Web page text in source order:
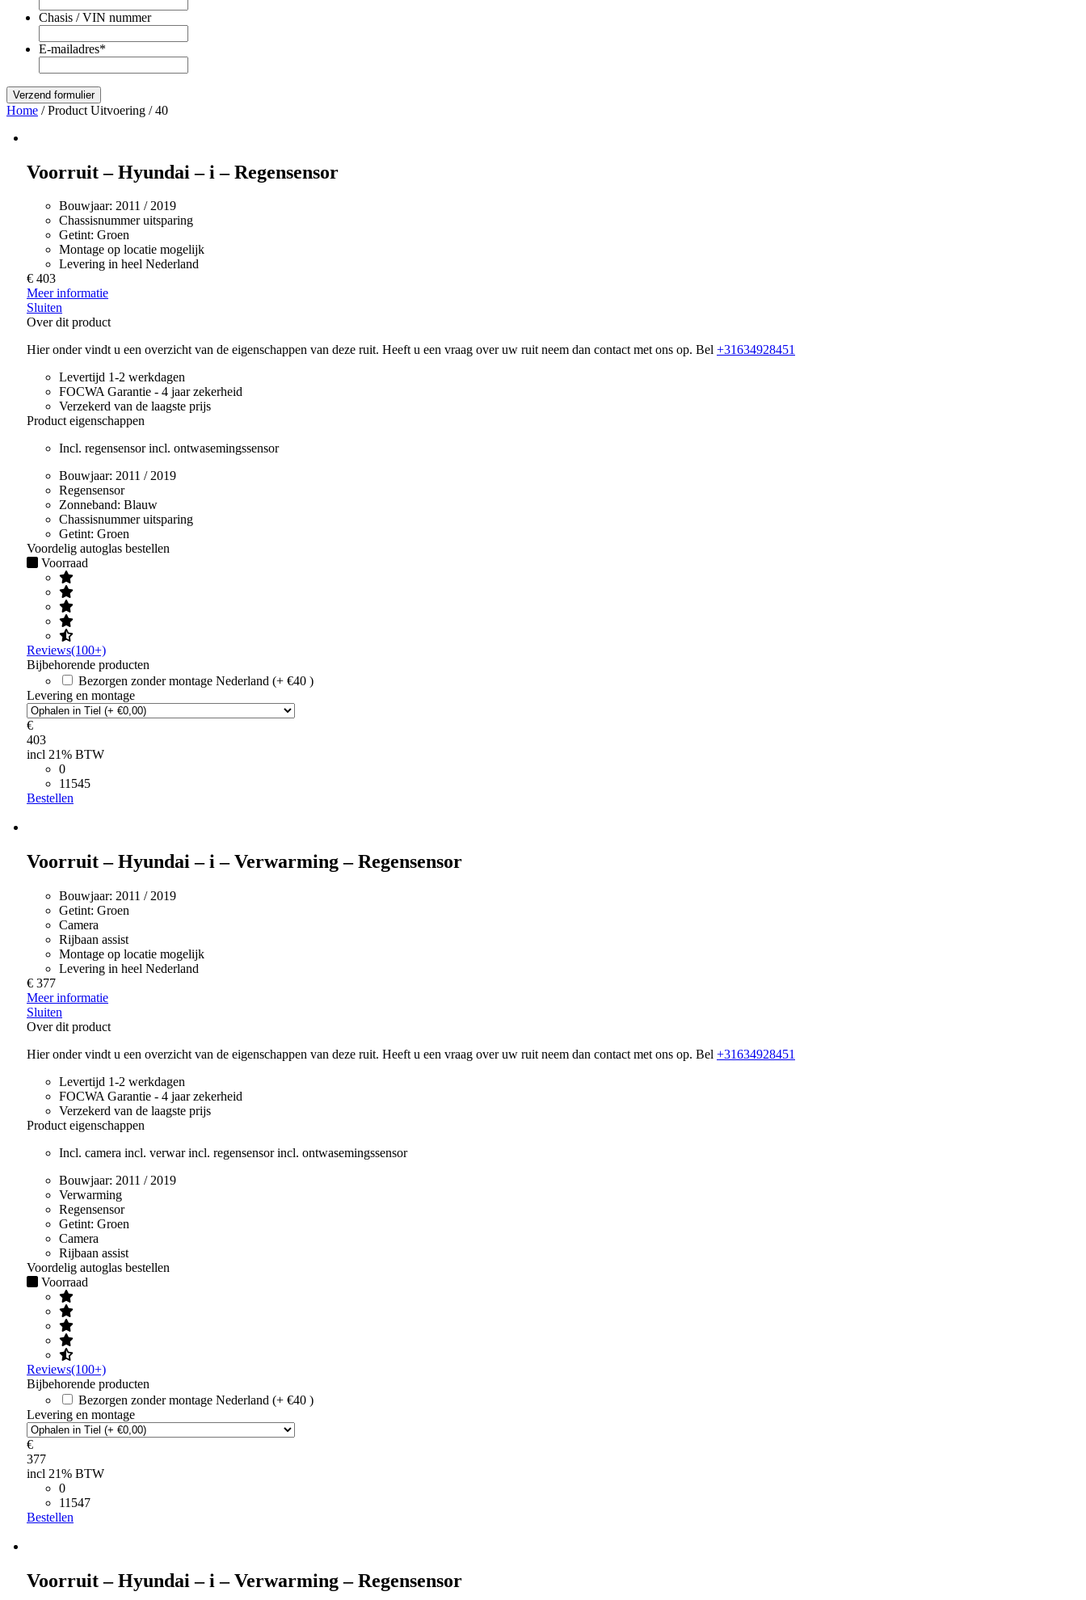
Chasis / VIN nummer
E-mailadres*
Home / Product Uitvoering / 40
Voorruit – Hyundai – i – Regensensor
Bouwjaar: 2011 / 2019
Chassisnummer uitsparing
Getint: Groen
Montage op locatie mogelijk
Levering in heel Nederland
€ 403
Meer informatie
Sluiten
Over dit product
Hier onder vindt u een overzicht van de eigenschappen van deze ruit. Heeft u een vraag over uw ruit neem dan contact met ons op. Bel +31634928451
Levertijd 1-2 werkdagen
FOCWA Garantie - 4 jaar zekerheid
Verzekerd van de laagste prijs
Product eigenschappen
Incl. regensensor incl. ontwasemingssensor
Bouwjaar: 2011 / 2019
Regensensor
Zonneband: Blauw
Chassisnummer uitsparing
Getint: Groen
Voordelig autoglas bestellen
Voorraad
Reviews(100+)
Bijbehorende producten
Bezorgen zonder montage Nederland (+ €40 )
Levering en montage
€
403
incl 21% BTW
0
11545
Bestellen
Voorruit – Hyundai – i – Verwarming – Regensensor
Bouwjaar: 2011 / 2019
Getint: Groen
Camera
Rijbaan assist
Montage op locatie mogelijk
Levering in heel Nederland
€ 377
Meer informatie
Sluiten
Over dit product
Hier onder vindt u een overzicht van de eigenschappen van deze ruit. Heeft u een vraag over uw ruit neem dan contact met ons op. Bel +31634928451
Levertijd 1-2 werkdagen
FOCWA Garantie - 4 jaar zekerheid
Verzekerd van de laagste prijs
Product eigenschappen
Incl. camera incl. verwar incl. regensensor incl. ontwasemingssensor
Bouwjaar: 2011 / 2019
Verwarming
Regensensor
Getint: Groen
Camera
Rijbaan assist
Voordelig autoglas bestellen
Voorraad
Reviews(100+)
Bijbehorende producten
Bezorgen zonder montage Nederland (+ €40 )
Levering en montage
€
377
incl 21% BTW
0
11547
Bestellen
Voorruit – Hyundai – i – Verwarming – Regensensor